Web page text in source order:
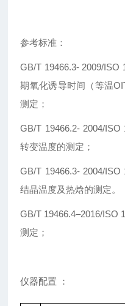
参考标准：
GB/T 19466.3- 2009/ISO
期氧化诱导时间（等温
测定；
GB/T 19466.2- 2004/
转变温度的测定；
GB/T 19466.3- 2004/
结晶温度及热焓的测定。
GB/T 19466.4–2016/ISO
测定；
仪器配置 ：